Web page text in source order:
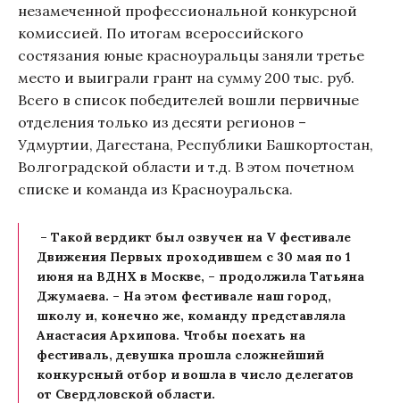
незамеченной профессиональной конкурсной
комиссией. По итогам всероссийского
состязания юные красноуральцы заняли третье
место и выиграли грант на сумму 200 тыс. руб.
Всего в список победителей вошли первичные
отделения только из десяти регионов –
Удмуртии, Дагестана, Республики Башкортостан,
Волгоградской области и т.д. В этом почетном
списке и команда из Красноуральска.
– Такой вердикт был озвучен на V фестивале
Движения Первых проходившем с 30 мая по 1
июня на ВДНХ в Москве, – продолжила Татьяна
Джумаева. – На этом фестивале наш город,
школу и, конечно же, команду представляла
Анастасия Архипова. Чтобы поехать на
фестиваль, девушка прошла сложнейший
конкурсный отбор и вошла в число делегатов
от Свердловской области.